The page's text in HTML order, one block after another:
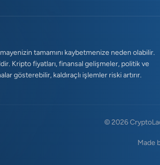
tamamını kaybetmenize neden olabilir.
Kripto fiyatları, finansal gelişmeler, politik ve
gösterebilir, kaldıraçlı işlemler riski artırır.
© 2026
Made